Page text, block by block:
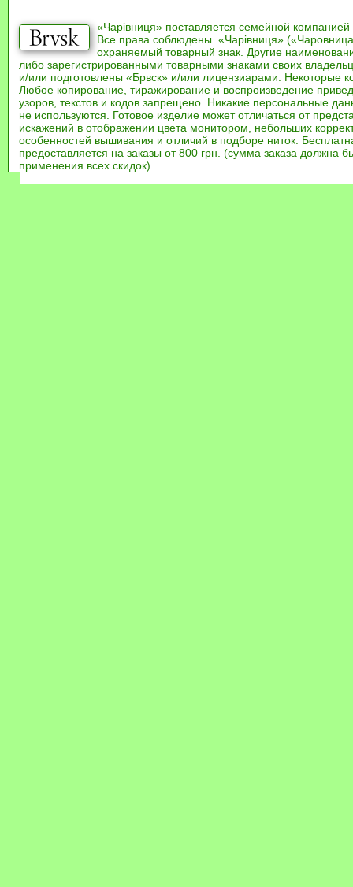
«Чарівниця» поставляется семейной компанией
Все права соблюдены. «Чарівниця»
охраняемый товарный знак. Другие
либо зарегистрированными товарными знаками своих
и/или подготовлены «Брвск» и/или лицензиарами. Некоторые
Любое копирование, тиражирование и воспроизведение
узоров, текстов и кодов запрещено. Никакие персональные
не используются. Готовое изделие может отличаться от
искажений в отображении цвета монитором, небольших
особенностей вышивания и отличий в подборе ниток.
предоставляется на заказы от 800 грн. (сумма заказа должна
применения всех скидок).